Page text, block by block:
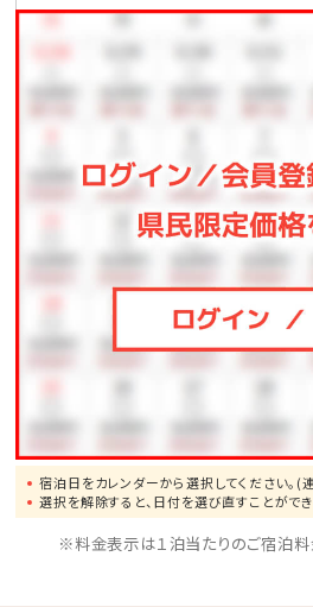
●那覇空港まで、車で約1.5時間
●一度は行ってみたい!美ら海水
●モンドセレクション受賞作品
店」まで、車で約2分
●崖の下に広がるエメラルドの
車で約10分
●ブセナリゾートの海中展望塔ま
●歴代琉球王の居城・首里城ま
宿泊日をカレンダーから選択してください。(
選択を解除すると、日付を選び直すことができ
※料金表示は１泊当たりのご宿泊料